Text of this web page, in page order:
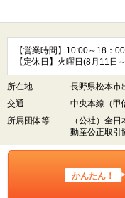
【営業時間】10:00～18：00
【定休日】火曜日(8月11日
所在地
長野県松本市
交通
中央本線（甲
所属団体等
（公社）全
動産公正取引
かんたん！